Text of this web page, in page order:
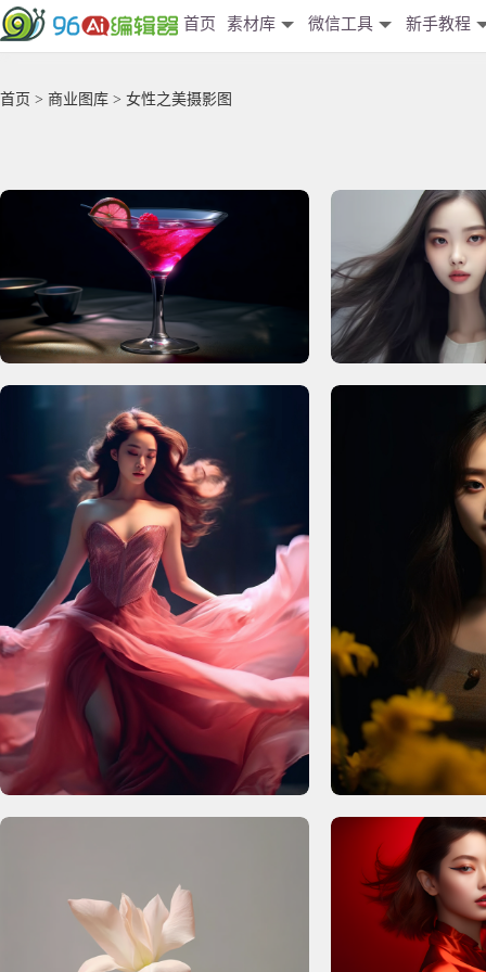
首页 素材库 微信工具 新手教程
首页 > 商业图库 > 女性之美摄影图